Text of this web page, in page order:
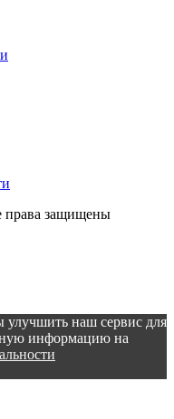
права защищены
наш сервис для
информацию на